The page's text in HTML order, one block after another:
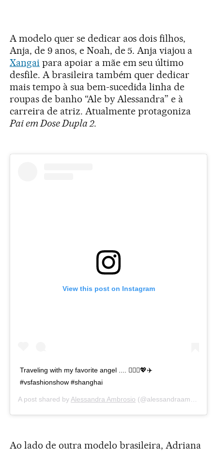
A modelo quer se dedicar aos dois filhos,
Anja, de 9 anos, e Noah, de 5. Anja viajou a
Xangai para apoiar a mãe em seu último
desfile. A brasileira também quer dedicar
mais tempo à sua bem-sucedida linha de
roupas de banho “Ale by Alessandra” e à
carreira de atriz. Atualmente protagoniza
Pai em Dose Dupla 2.
View this post on Instagram
Traveling with my favorite angel .... 🧚🏻‍♀️💖✈️
#vsfashionshow #shanghai
A post shared byAlessandra Ambrosio (@alessandraambrosio) on
Ao lado de outra modelo brasileira, Adriana